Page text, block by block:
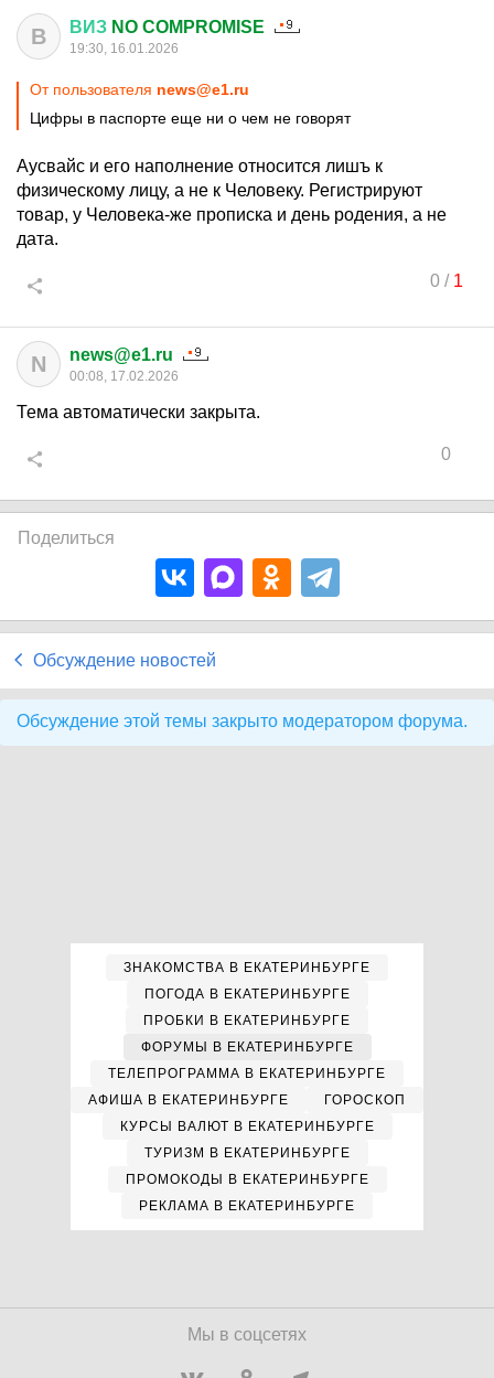
В ВИЗ NO COMPROMISE
19:30, 16.01.2026
От пользователя news@e1.ru
Цифры в паспорте еще ни о чем не говорят
Аусвайс и его наполнение относится лишъ к
физическому лицу, а не к Человеку. Регистрируют
товар, у Человека-же прописка и день родения, а не
дата.
0/ 1
N news@e1.ru
00:08, 17.02.2026
Тема автоматически закрыта.
0
Поделиться
Обсуждение новостей
Обсуждение этой темы закрыто модератором форума.
ЗНАКОМСТВА В ЕКАТЕРИНБУРГЕ
ПОГОДА В ЕКАТЕРИНБУРГЕ
ПРОБКИ В ЕКАТЕРИНБУРГЕ
ФОРУМЫ В ЕКАТЕРИНБУРГЕ
ТЕЛЕПРОГРАММА В ЕКАТЕРИНБУРГЕ
АФИША В ЕКАТЕРИНБУРГЕ
ГОРОСКОП
КУРСЫ ВАЛЮТ В ЕКАТЕРИНБУРГЕ
ТУРИЗМ В ЕКАТЕРИНБУРГЕ
ПРОМОКОДЫ В ЕКАТЕРИНБУРГЕ
РЕКЛАМА В ЕКАТЕРИНБУРГЕ
Мы в соцсетях